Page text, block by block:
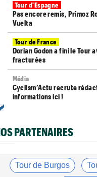
Tour d'Espagne
Pas encore remis, Primoz
Vuelta
Tour de France
Dorian Godon a fini le Tour
fracturées
Média
Cyclism’Actu recrute
informations ici !
cyclisme"
L'abonnement à
9,99€ pour 1 an
PARTENAIRES
Tour de Burgos